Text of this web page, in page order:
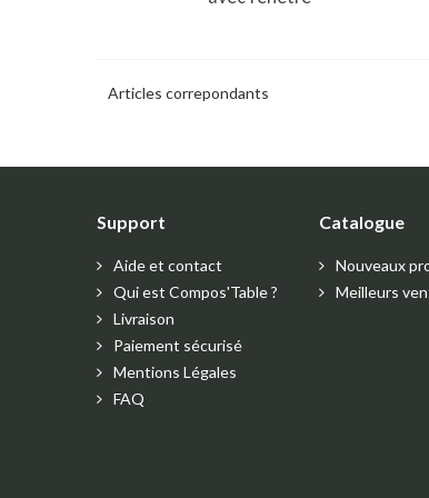
Articles correpondants
Support
Aide et contact
Qui est Compos'Table ?
Livraison
Paiement sécurisé
Mentions Légales
FAQ
Catalogue
Nouveaux
Meilleurs